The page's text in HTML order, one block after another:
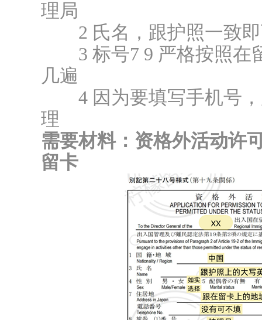
理局
2 氏名，跟护照一致
3 标号7 9 严格按照在
几遍
4 因为要填写手机号，
理
需要材料：资格外活动许
留卡